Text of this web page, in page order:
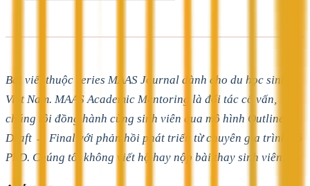
Bài viết thuộc series MAAS Journal dành cho du học sinh
Việt Nam. MAAS Academic Mentoring là đối tác cố vấn,
chúng tôi đồng hành cùng sinh viên qua mô hình Outline →
Draft → Final với phản hồi phát triển từ chuyên gia trình độ
PhD. Chúng tôi không viết hộ hay nộp bài thay sinh viên.